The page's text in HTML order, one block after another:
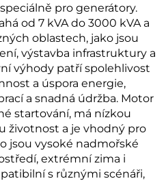
pro generátory.
od 7 kVA do 3000 kVA a
oblastech, jako jsou
výstavba infrastruktury a
výhody patří spolehlivost
a úspora energie,
a snadná údržba. Motor
startování, má nízkou
životnost a je vhodný pro
jsou vysoké nadmořské
extrémní zima i
s různými scénáři,